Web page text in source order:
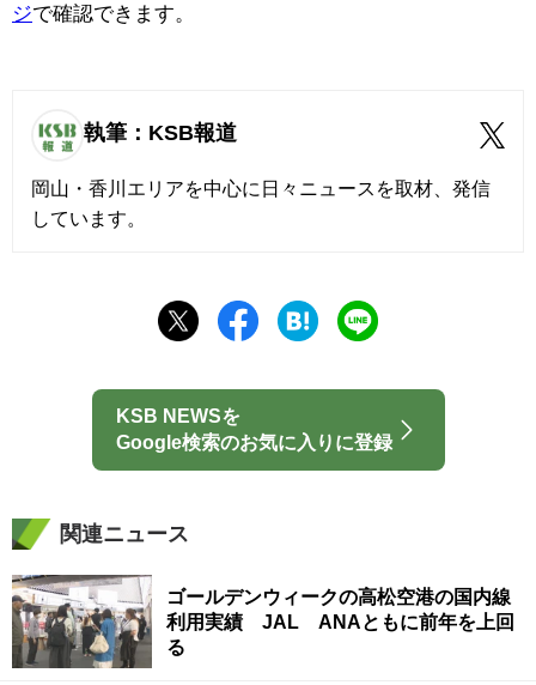
ジで確認できます。
執筆：KSB報道
岡山・香川エリアを中心に日々ニュースを取材、発信
しています。
KSB NEWSを
Google検索のお気に入りに登録
関連ニュース
ゴールデンウィークの高松空港の国内線
利用実績 JAL ANAともに前年を上回
る